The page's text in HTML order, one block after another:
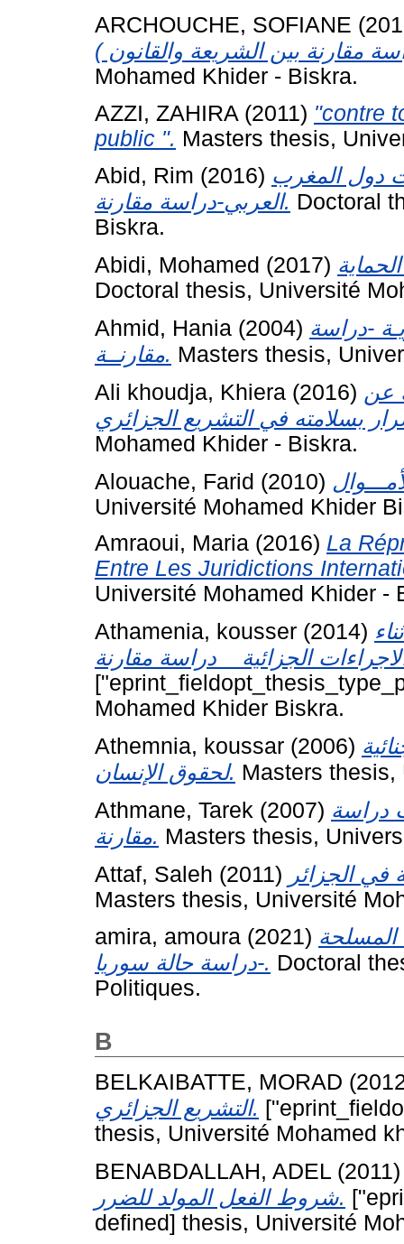
ARCHOUCHE, SOFIANE
Mohamed Khider - Biskra.
AZZI, ZAHIRA (2011) "contre
public ". Masters thesis,
Abid, Rim (2016) دول المغرب
العربي-دراسة مقارنة. Doctoral
Biskra.
Abidi, Mohamed (2017)
Doctoral thesis, Université
Ahmid, Hania (2004) -دراسة
مقارنــة. Masters thesis,
Ali khoudja, Khiera (2016) عن
Mohamed Khider - Biskra.
Alouache, Farid (2010)
Université Mohamed Khider
Amraoui, Maria (2016) La
Entre Les Juridictions
Université Mohamed Khider -
Athamenia, kousser (2014)
Mohamed Khider Biskra.
Athemnia, koussar (2006)
لحقوق الإنسان. Masters
Athmane, Tarek (2007) دراسة
مقارنة. Masters thesis,
Attaf, Saleh (2011)
Masters thesis, Université
amira, amoura (2021) المسلحة
-دراسة حالة سوريا. Doctoral
Politiques.
B
BELKAIBATTE, MORAD
التشريع الجزائري.
thesis, Université Mohamed
BENABDALLAH, ADEL
شروط الفعل المولد للضرر.
defined] thesis, Université